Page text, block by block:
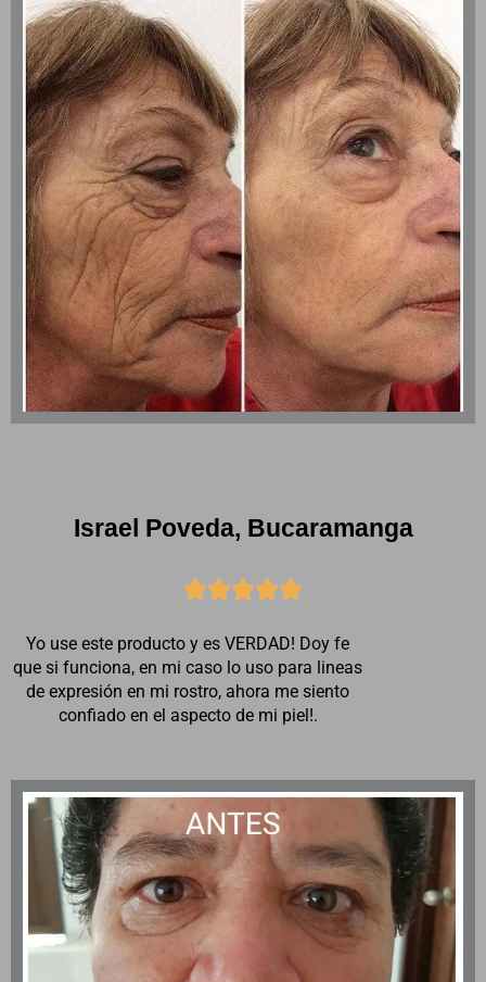
Israel Poveda, Bucaramanga

Yo use este producto y es VERDAD! Doy fe
que si funciona, en mi caso lo uso para lineas
de expresión en mi rostro, ahora me siento
confiado en el aspecto de mi piel!.